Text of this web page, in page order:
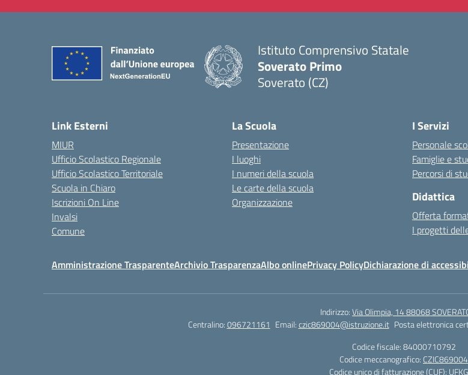
Istituto Comprensivo Statale
Soverato Primo
Soverato (CZ)
Link Esterni
MIUR
Ufficio Scolastico Regionale
Ufficio Scolastico Territoriale
Scuola in Chiaro
Iscrizioni On Line
Invalsi
Comune
La Scuola
Presentazione
I luoghi
I numeri della scuola
Le carte della scuola
Organizzazione
I Servizi
Personale
Famiglie e
Percorsi di
Didattica
Offerta
I progetti
Amministrazione TrasparenteArchivio TrasparenzaAlbo onlinePrivacy PolicyDichiarazione di
Indirizzo:Via Olimpia, 14 88068
Centralino:096721161 Email:czic869004@istruzione.it Posta elettronica
Codice fiscale: 84000710792
Codice meccanografico: CZIC869004
Codice unico di fatturazione (CUF):